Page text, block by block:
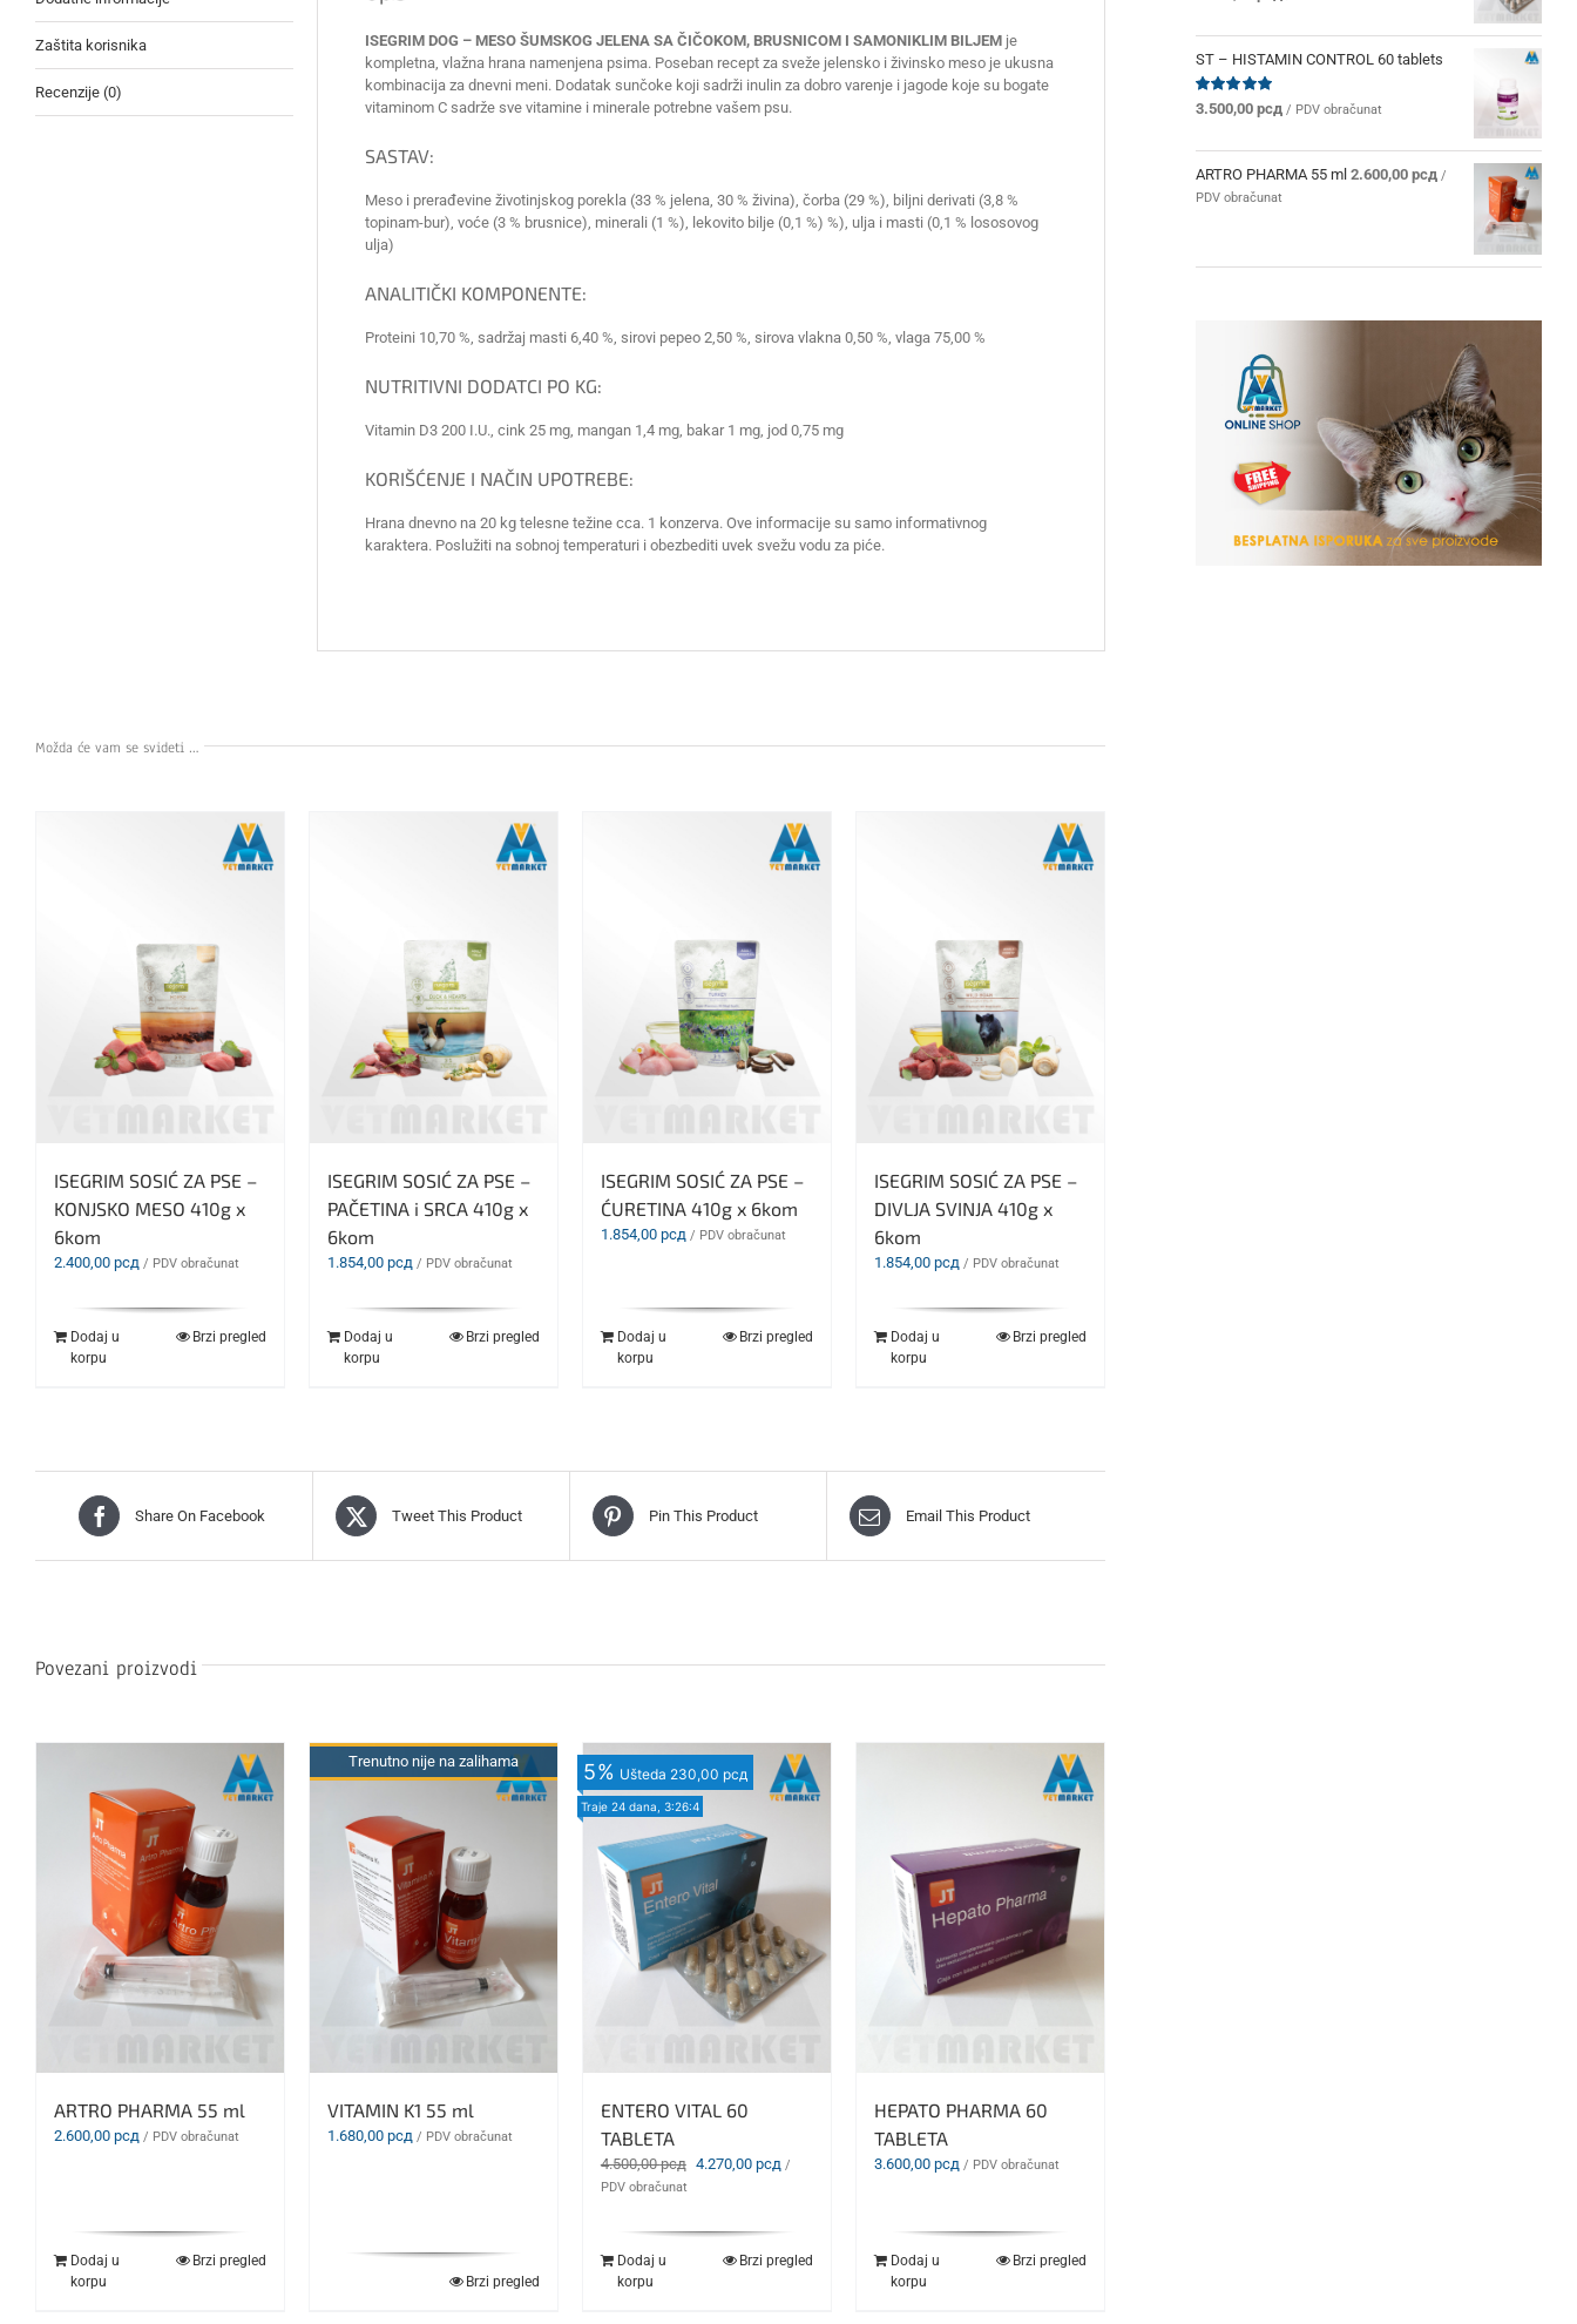
Zaštita korisnika
Recenzije (0)
ISEGRIM DOG – MESO ŠUMSKOG JELENA SA ČIČOKOM, BRUSNICOM I SAMONIKLIM BILJEMje
kompletna, vlažna hrana namenjena psima. Poseban recept za sveže jelensko i živinsko meso je ukusna
kombinacija za dnevni meni. Dodatak sunčoke koji sadrži inulin za dobro varenje i jagode koje su bogate
vitaminom C sadrže sve vitamine i minerale potrebne vašem psu.
SASTAV:
Meso i prerađevine životinjskog porekla (33 % jelena, 30 % živina), čorba (29 %), biljni derivati (3,8 %
topinam-bur), voće (3 % brusnice), minerali (1 %), lekovito bilje (0,1 %) %), ulja i masti (0,1 % lososovog
ulja)
ANALITIČKI KOMPONENTE:
Proteini 10,70 %, sadržaj masti 6,40 %, sirovi pepeo 2,50 %, sirova vlakna 0,50 %, vlaga 75,00 %
NUTRITIVNI DODATCI PO KG:
Vitamin D3 200 I.U., cink 25 ​​mg, mangan 1,4 mg, bakar 1 mg, jod 0,75 mg
KORIŠĆENJE I NAČIN UPOTREBE:
Hrana dnevno na 20 kg telesne težine cca. 1 konzerva. Ove informacije su samo informativnog
karaktera. Poslužiti na sobnoj temperaturi i obezbediti uvek svežu vodu za piće.
Možda će vam se svideti …
ISEGRIM SOSIĆ ZA PSE –
KONJSKO MESO 410g x
6kom
2.400,00 рсд / PDV obračunat
Dodaj u
korpu
Brzi pregled
ISEGRIM SOSIĆ ZA PSE –
PAČETINA i SRCA 410g x
6kom
1.854,00 рсд / PDV obračunat
Dodaj u
korpu
Brzi pregled
ISEGRIM SOSIĆ ZA PSE –
ĆURETINA 410g x 6kom
1.854,00 рсд / PDV obračunat
Dodaj u
korpu
Brzi pregled
ISEGRIM SOSIĆ ZA PSE –
DIVLJA SVINJA 410g x
6kom
1.854,00 рсд / PDV obračunat
Dodaj u
korpu
Brzi pregled
Share On Facebook Tweet This Product Pin This Product Email This Product
Povezani proizvodi
ARTRO PHARMA 55 ml
2.600,00 рсд / PDV obračunat
Dodaj u
korpu
Brzi pregled
Trenutno nije na zalihama
VITAMIN K1 55 ml
1.680,00 рсд / PDV obračunat
Brzi pregled
5% Ušteda 230,00 рсд
Traje 24 dana, 3:26:2
ENTERO VITAL 60
TABLETA
4.500,00рсд Originalna
bila:
4.500,00 рсд.
4.270,00 рсдTrenutna
/
PDV obračunat
Dodaj u
korpu
Brzi pregled
HEPATO PHARMA 60
TABLETA
3.600,00 рсд / PDV obračunat
Dodaj u
korpu
Brzi pregled
od 5
ST – HISTAMIN CONTROL 60 tablets
Ocenjeno
od 5
3.500,00 рсд / PDV obračunat
ARTRO PHARMA 55 ml 2.600,00 рсд /
PDV obračunat